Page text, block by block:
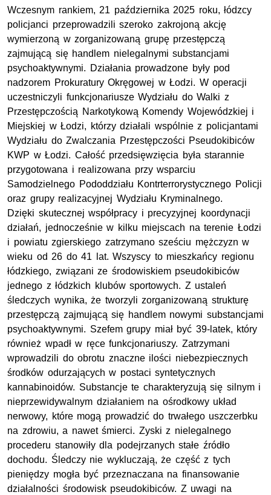
Wczesnym rankiem, 21 października 2025 roku, łódzcy
policjanci przeprowadzili szeroko zakrojoną akcję
wymierzoną w zorganizowaną grupę przestępczą
zajmującą się handlem nielegalnymi substancjami
psychoaktywnymi. Działania prowadzone były pod
nadzorem Prokuratury Okręgowej w Łodzi. W operacji
uczestniczyli funkcjonariusze Wydziału do Walki z
Przestępczością Narkotykową Komendy Wojewódzkiej i
Miejskiej w Łodzi, którzy działali wspólnie z policjantami
Wydziału do Zwalczania Przestępczości Pseudokibiców
KWP w Łodzi. Całość przedsięwzięcia była starannie
przygotowana i realizowana przy wsparciu
Samodzielnego Pododdziału Kontrterrorystycznego Policji
oraz grupy realizacyjnej Wydziału Kryminalnego.
Dzięki skutecznej współpracy i precyzyjnej koordynacji
działań, jednocześnie w kilku miejscach na terenie Łodzi
i powiatu zgierskiego zatrzymano sześciu mężczyzn w
wieku od 26 do 41 lat. Wszyscy to mieszkańcy regionu
łódzkiego, związani ze środowiskiem pseudokibiców
jednego z łódzkich klubów sportowych. Z ustaleń
śledczych wynika, że tworzyli zorganizowaną strukturę
przestępczą zajmującą się handlem nowymi substancjami
psychoaktywnymi. Szefem grupy miał być 39-latek, który
również wpadł w ręce funkcjonariuszy. Zatrzymani
wprowadzili do obrotu znaczne ilości niebezpiecznych
środków odurzających w postaci syntetycznych
kannabinoidów. Substancje te charakteryzują się silnym i
nieprzewidywalnym działaniem na ośrodkowy układ
nerwowy, które mogą prowadzić do trwałego uszczerbku
na zdrowiu, a nawet śmierci. Zyski z nielegalnego
procederu stanowiły dla podejrzanych stałe źródło
dochodu. Śledczy nie wykluczają, że część z tych
pieniędzy mogła być przeznaczana na finansowanie
działalności środowisk pseudokibiców. Z uwagi na